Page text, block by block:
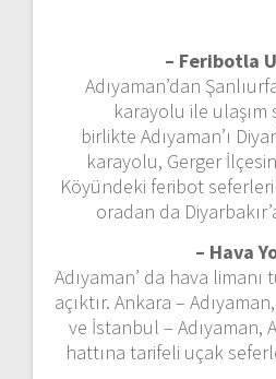
– Feribotla
Adıyaman’dan
karayolu ile ulaşım
birlikte Adıyaman’ı
karayolu, Gerger
Köyündeki feribot seferleri
oradan da
– Hava
Adıyaman’ da hava
açıktır. Ankara –
ve İstanbul – Adıyaman,
hattına tarifeli uçak